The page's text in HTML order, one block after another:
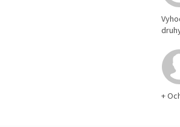
je 5 z 5 hviezdičiek.
+